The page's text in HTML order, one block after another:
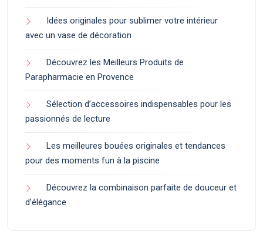
Idées originales pour sublimer votre intérieur
avec un vase de décoration
Découvrez les Meilleurs Produits de
Parapharmacie en Provence
Sélection d’accessoires indispensables pour les
passionnés de lecture
Les meilleures bouées originales et tendances
pour des moments fun à la piscine
Découvrez la combinaison parfaite de douceur et
d’élégance